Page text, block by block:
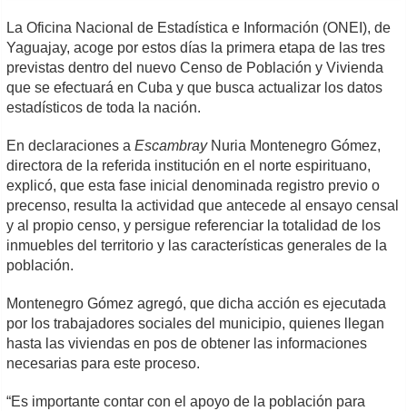
La Oficina Nacional de Estadística e Información (ONEI), de
Yaguajay, acoge por estos días la primera etapa de las tres
previstas dentro del nuevo Censo de Población y Vivienda
que se efectuará en Cuba y que busca actualizar los datos
estadísticos de toda la nación.
En declaraciones aEscambrayNuria Montenegro Gómez,
directora de la referida institución en el norte espirituano,
explicó, que esta fase inicial denominada registro previo o
precenso, resulta la actividad que antecede al ensayo censal
y al propio censo, y persigue referenciar la totalidad de los
inmuebles del territorio y las características generales de la
población.
Montenegro Gómez agregó, que dicha acción es ejecutada
por los trabajadores sociales del municipio, quienes llegan
hasta las viviendas en pos de obtener las informaciones
necesarias para este proceso.
“Es importante contar con el apoyo de la población para